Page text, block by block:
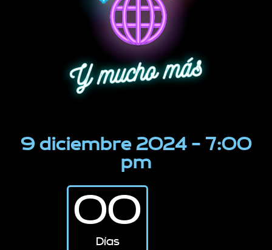
9 diciembre 2024 - 7:00
pm
00
Días